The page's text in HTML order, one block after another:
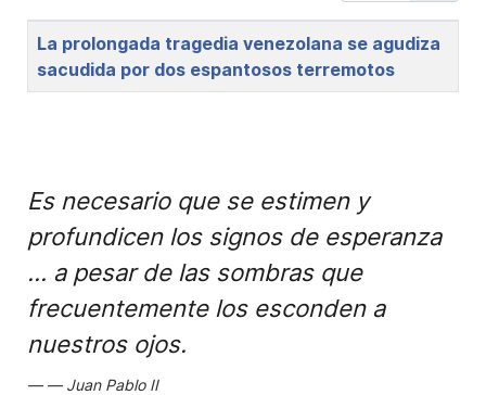
Title
La prolongada tragedia venezolana se agudiza
sacudida por dos espantosos terremotos
Es necesario que se estimen y
profundicen los signos de esperanza
... a pesar de las sombras que
frecuentemente los esconden a
nuestros ojos.
Juan Pablo II